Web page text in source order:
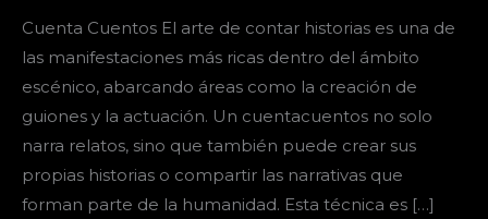
Cuenta Cuentos El arte de contar historias es una de
las manifestaciones más ricas dentro del ámbito
escénico, abarcando áreas como la creación de
guiones y la actuación. Un cuentacuentos no solo
narra relatos, sino que también puede crear sus
propias historias o compartir las narrativas que
forman parte de la humanidad. Esta técnica es […]